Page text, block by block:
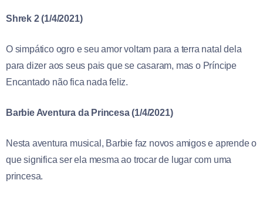
Shrek 2 (1/4/2021)
O simpático ogro e seu amor voltam para a terra natal dela
para dizer aos seus pais que se casaram, mas o Príncipe
Encantado não fica nada feliz.
Barbie Aventura da Princesa (1/4/2021)
Nesta aventura musical, Barbie faz novos amigos e aprende o
que significa ser ela mesma ao trocar de lugar com uma
princesa.